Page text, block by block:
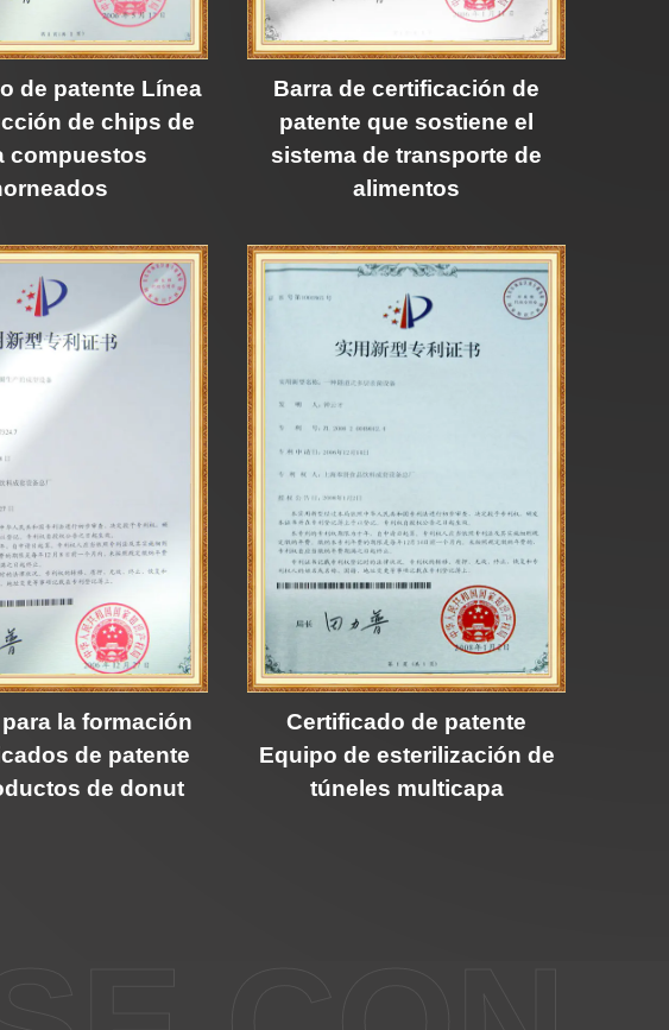
de patente Línea
de chips de
compuestos
Barra de certificación de
patente que sostiene el
sistema de transporte de
alimentos
la formación
de patente
de donut
Certificado de patente
Equipo de esterilización de
túneles multicapa